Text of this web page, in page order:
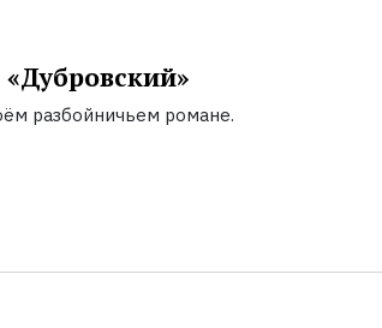
разбойничьем романе.